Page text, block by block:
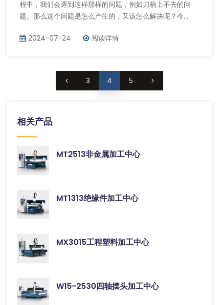
程中，我们会遇到这样那样的问题，例如刀柄上不去的问
题。那么这个问题是怎么产生的，又该怎么解决呢？今...
2024-07-24 阅读详情
3 4 5
相关产品
MT2513非金属加工中心
MT1313绝缘件加工中心
MX3015工程塑料加工中心
W15-2530四轴摆头加工中心